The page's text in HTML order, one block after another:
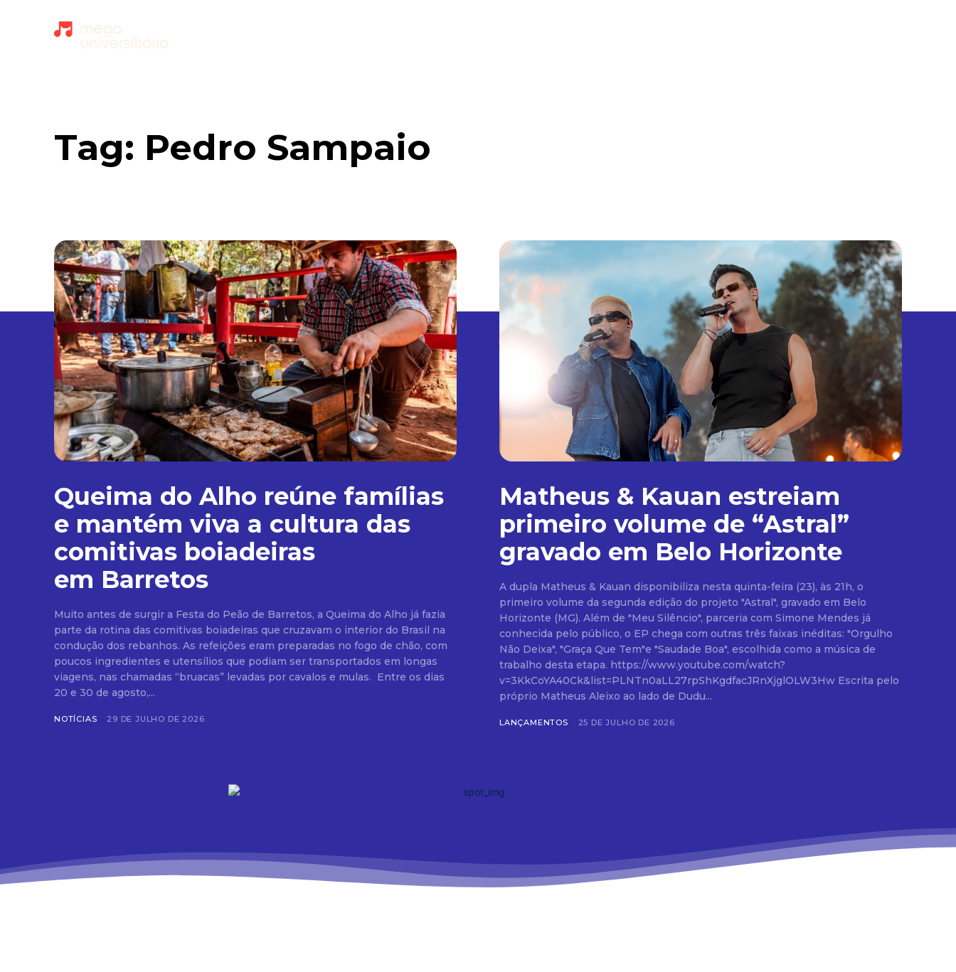
Tag: Pedro Sampaio
Queima do Alho reúne famílias
e mantém viva a cultura das
comitivas boiadeiras
em Barretos
Muito antes de surgir a Festa do Peão de Barretos, a Queima do Alho já fazia
parte da rotina das comitivas boiadeiras que cruzavam o interior do Brasil na
condução dos rebanhos. As refeições eram preparadas no fogo de chão, com
poucos ingredientes e utensílios que podiam ser transportados em longas
viagens, nas chamadas “bruacas” levadas por cavalos e mulas. Entre os dias
20 e 30 de agosto,...
NOTÍCIAS 29 DE JULHO DE 2026
Matheus & Kauan estreiam
primeiro volume de “Astral”
gravado em Belo Horizonte
A dupla Matheus & Kauan disponibiliza nesta quinta-feira (23), às 21h, o
primeiro volume da segunda edição do projeto "Astral", gravado em Belo
Horizonte (MG). Além de "Meu Silêncio", parceria com Simone Mendes já
conhecida pelo público, o EP chega com outras três faixas inéditas: "Orgulho
Não Deixa", "Graça Que Tem"e "Saudade Boa", escolhida como a música de
trabalho desta etapa. https://www.youtube.com/watch?
v=3KkCoYA40Ck&list=PLNTn0aLL27rpShKgdfacJRnXjglOLW3Hw Escrita pelo
próprio Matheus Aleixo ao lado de Dudu...
LANÇAMENTOS 25 DE JULHO DE 2026